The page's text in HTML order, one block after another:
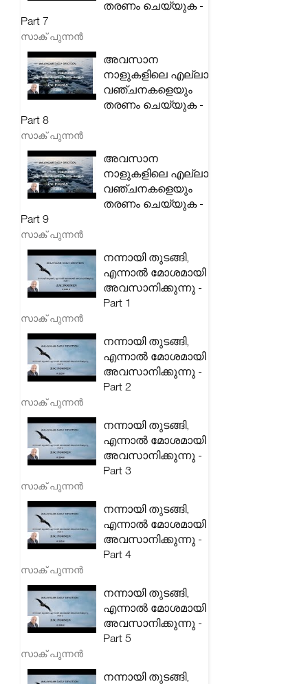
തരണം ചെയ്യുക -
Part 7
സാക് പുന്നൻ
അവസാന
നാളുകളിലെ എല്ലാ
വഞ്ചനകളെയും
തരണം ചെയ്യുക -
Part 8
സാക് പുന്നൻ
അവസാന
നാളുകളിലെ എല്ലാ
വഞ്ചനകളെയും
തരണം ചെയ്യുക -
Part 9
സാക് പുന്നൻ
നന്നായി തുടങ്ങി,
എന്നാൽ മോശമായി
അവസാനിക്കുന്നു -
Part 1
സാക് പുന്നൻ
നന്നായി തുടങ്ങി,
എന്നാൽ മോശമായി
അവസാനിക്കുന്നു -
Part 2
സാക് പുന്നൻ
നന്നായി തുടങ്ങി,
എന്നാൽ മോശമായി
അവസാനിക്കുന്നു -
Part 3
സാക് പുന്നൻ
നന്നായി തുടങ്ങി,
എന്നാൽ മോശമായി
അവസാനിക്കുന്നു -
Part 4
സാക് പുന്നൻ
നന്നായി തുടങ്ങി,
എന്നാൽ മോശമായി
അവസാനിക്കുന്നു -
Part 5
സാക് പുന്നൻ
നന്നായി തുടങ്ങി,